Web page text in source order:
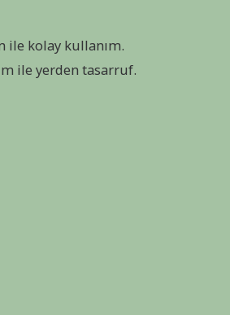
ile kolay kullanım.
ile yerden tasarruf.